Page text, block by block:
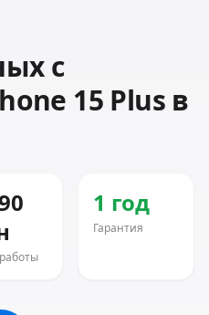
с
15 Plus в
1 год
Гарантия